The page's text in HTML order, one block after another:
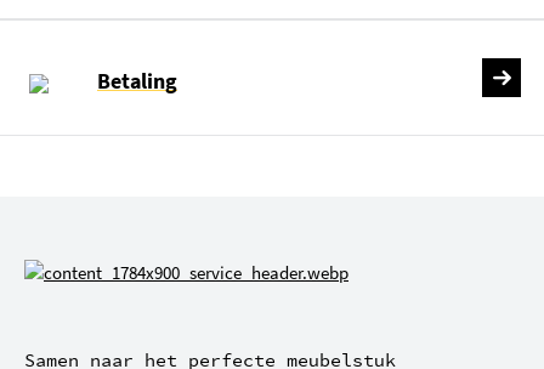
Betaling
Samen naar het perfecte meubelstuk